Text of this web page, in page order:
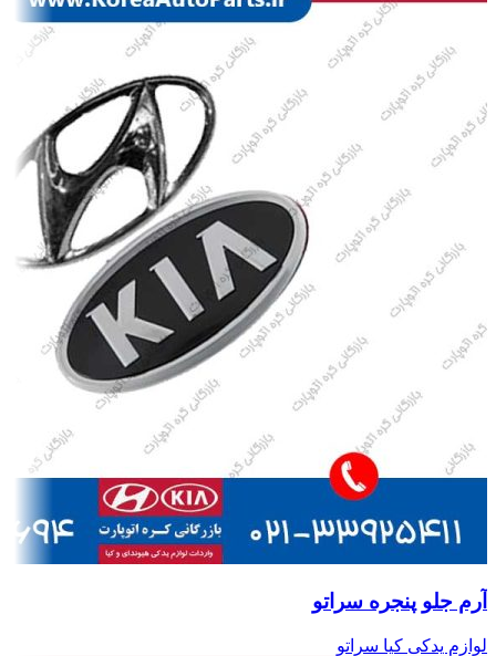
آرم جلو پنجره سراتو
لوازم یدکی کیا سراتو